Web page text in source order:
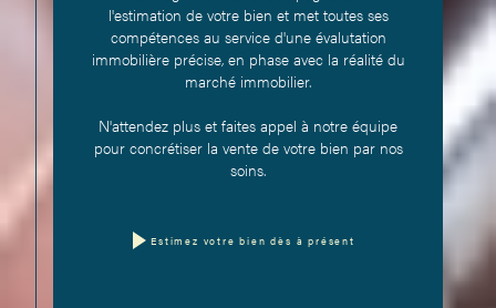
Notre agence vous accompagne dans
l'estimation de votre bien et met toutes ses
compétences au service d'une évalutation
immobilière précise, en phase avec la réalité du
N'attendez plus et faites appel à notre équipe
pour concrétiser la vente de votre bien par nos